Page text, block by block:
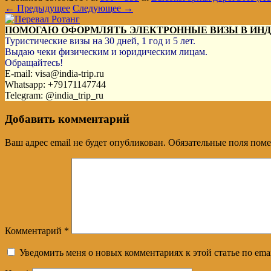
← Предыдущее Следующее →
ПОМОГАЮ ОФОРМЛЯТЬ ЭЛЕКТРОННЫЕ ВИЗЫ В
Туристические визы на 30 дней, 1 год и 5 лет.
Выдаю чеки физическим и юридическим лицам.
Обращайтесь!
E-mail: visa@india-trip.ru
Whatsapp: +79171147744
Telegram: @india_trip_ru
Добавить комментарий
Ваш адрес email не будет опубликован. Обязательные поля
Комментарий *
Уведомить меня о новых комментариях к этой статье по